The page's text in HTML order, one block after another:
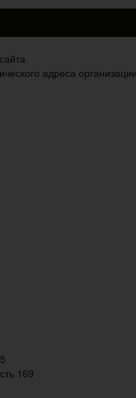
адреса
169